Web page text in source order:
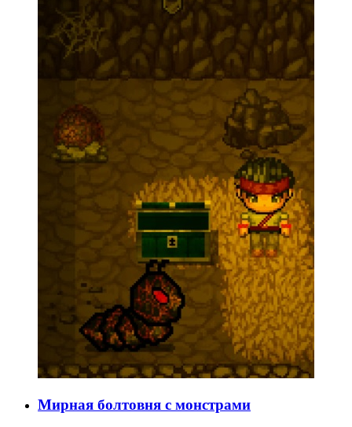
Мирная болтовня с монстрами